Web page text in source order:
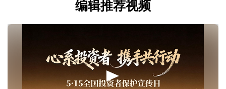
编辑推荐视频